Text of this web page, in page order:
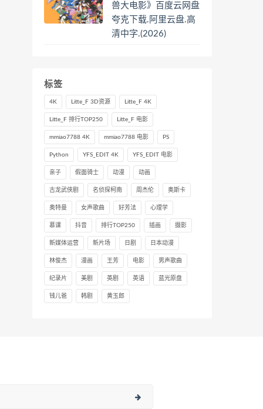
兽大电影》百度云网盘
夸克下载.阿里云盘.高
清中字.(2026)
标签
4K Litte_F 3D资源 Litte_F 4K
Litte_F 排行TOP250 Litte_F 电影
mmiao7788 4K mmiao7788 电影 PS
Python YFS_EDIT 4K YFS_EDIT 电影
亲子 假面骑士 动漫 动画
古龙武侠剧 名侦探柯南 周杰伦 奥斯卡
奥特曼 女声歌曲 好芳法 心理学
慕课 抖音 排行TOP250 插画 摄影
新媒体运营 新片场 日剧 日本动漫
林俊杰 漫画 王芳 电影 男声歌曲
纪录片 美剧 英剧 英语 蓝光原盘
钱儿爸 韩剧 黄玉郎